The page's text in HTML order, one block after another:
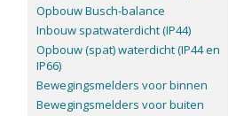
Opbouw Busch-balance
Inbouw spatwaterdicht (IP44)
Opbouw (spat) waterdicht (IP44 en
IP66)
Bewegingsmelders voor binnen
Bewegingsmelders voor buiten